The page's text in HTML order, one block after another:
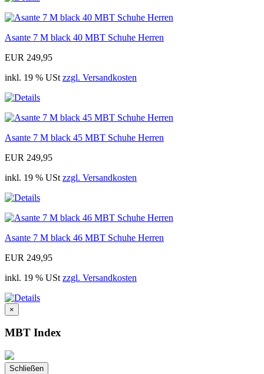
Asante 7 M black 40 MBT Schuhe Herren
EUR 249,95
inkl. 19 % USt zzgl. Versandkosten
Asante 7 M black 45 MBT Schuhe Herren
EUR 249,95
inkl. 19 % USt zzgl. Versandkosten
Asante 7 M black 46 MBT Schuhe Herren
EUR 249,95
inkl. 19 % USt zzgl. Versandkosten
×
MBT Index
Schließen